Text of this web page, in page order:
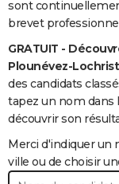
Essais
Réserver un essai
Citadines
Berlines
SUV
Forum auto
+
HIGH-TECH
Forum
Aménagement
Extérieur
Cuisine
Salle de bains
Jardinage
Rangement
+ WEEK-END
Guides de France
Escapades
Patrimoine
Expositions
Musées
Week-end nature
+
LIFESTYLE
SANTE
Alimentation
Guide de la santé
Maladies
Médicaments
Sommeil
+VOYAGE
sont
brevet
GRATUIT -
Plounévez-
des candidats
tapez un nom dans
découvrir son
Merci d'indiquer un
ville ou de choisir